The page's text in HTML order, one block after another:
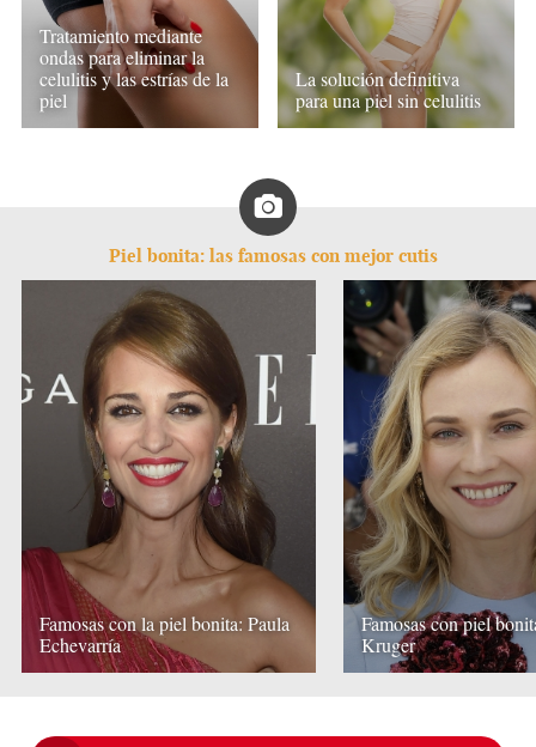
Tratamiento mediante
ondas para eliminar la
celulitis y las estrías de la
piel
La solución definitiva
para una piel sin celulitis
Piel bonita: las famosas con mejor cutis
Famosas con la piel bonita: Paula
Echevarría
Famosas con piel
Kruger